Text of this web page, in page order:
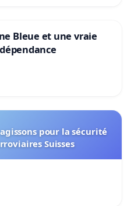
Bleue et une vraie
pour la sécurité
Suisses